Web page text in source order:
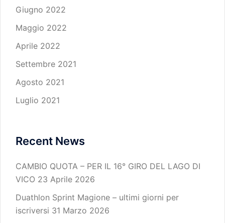
Giugno 2022
Maggio 2022
Aprile 2022
Settembre 2021
Agosto 2021
Luglio 2021
Recent News
CAMBIO QUOTA – PER IL 16° GIRO DEL LAGO DI
VICO 23 Aprile 2026
Duathlon Sprint Magione – ultimi giorni per
iscriversi 31 Marzo 2026